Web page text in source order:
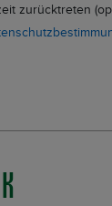
zurücktreten